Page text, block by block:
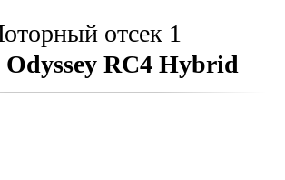
отсек 1
RC4 Hybrid